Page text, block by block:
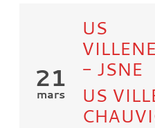
21
mars
US
- JSNE
US